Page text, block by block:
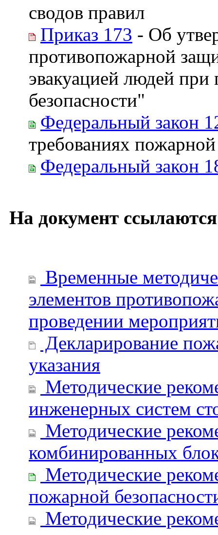
сводов правил
Приказ 173 - Об
противопожарной
эвакуацией людей
безопасности"
Федеральный закон
требованиях
Федеральный закон
На документ
Временные
элементов
проведении
Декларирование
указания
Методические
инженерных систем
Методические
комбинированных
Методические
пожарной
Методические